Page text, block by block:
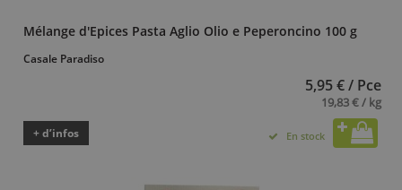
Mélange d'Epices Pasta Aglio Olio e Peperoncino 100 g
Casale Paradiso
5,95 € / Pce
19,83 € / kg
+ d’infos En stock